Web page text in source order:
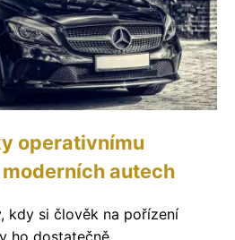
operativnímu
autech
kdy si člověk na pořízení
ho dostatečně